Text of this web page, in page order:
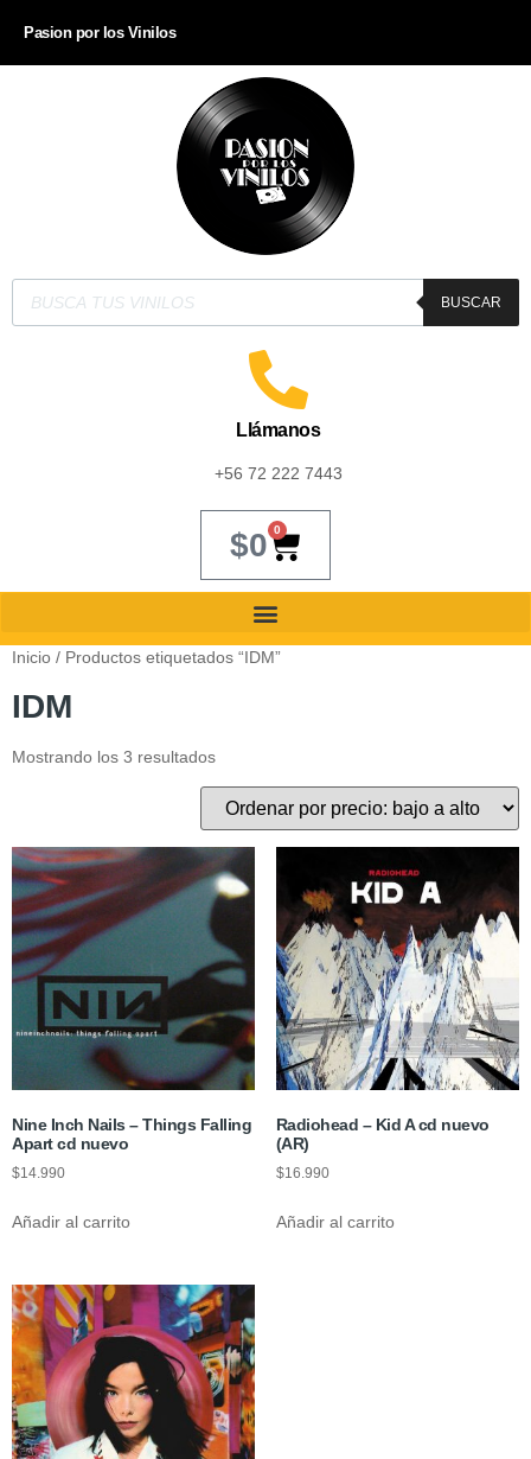
Pasion por los Vinilos
BUSCAR
Llámanos
+56 72 222 7443
$0 0
Inicio / Productos etiquetados “IDM”
IDM
Mostrando los 3 resultados
Nine Inch Nails – Things Falling
Apart cd nuevo
$14.990
Añadir al carrito
Radiohead – Kid A cd nuevo
(AR)
$16.990
Añadir al carrito